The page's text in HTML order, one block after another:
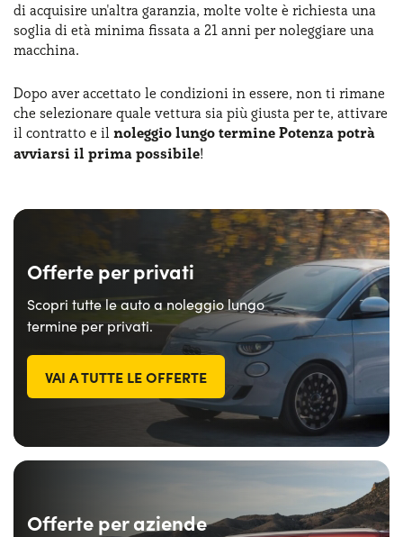
di acquisire un'altra garanzia, molte volte è richiesta una
soglia di età minima fissata a 21 anni per noleggiare una
macchina.
Dopo aver accettato le condizioni in essere, non ti rimane
che selezionare quale vettura sia più giusta per te, attivare
il contratto e il noleggio lungo termine Potenza potrà
avviarsi il prima possibile!
Offerte per privati
Scopri tutte le auto a noleggio lungo
termine per privati.
VAI A TUTTE LE OFFERTE
Offerte per aziende